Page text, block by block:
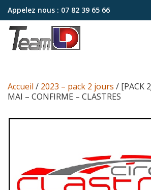
Aller
contenu
Appelez nous : 07 82 39 65 66
Accueil / 2023 – pack 2 jours / [PACK
MAI – CONFIRME – CLASTRES